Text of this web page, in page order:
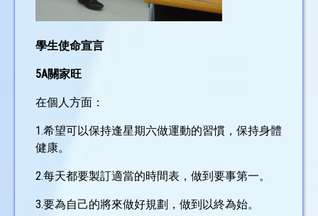
學生使命宣言
5A關家旺
在個人方面：
1.希望可以保持逢星期六做運動的習慣，保持身體
健康。
2.每天都要製訂適當的時間表，做到要事第一。
3.要為自己的將來做好規劃，做到以終為始。